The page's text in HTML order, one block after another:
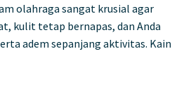
olahraga sangat krusial agar
kulit tetap bernapas, dan Anda
adem sepanjang aktivitas. Kain